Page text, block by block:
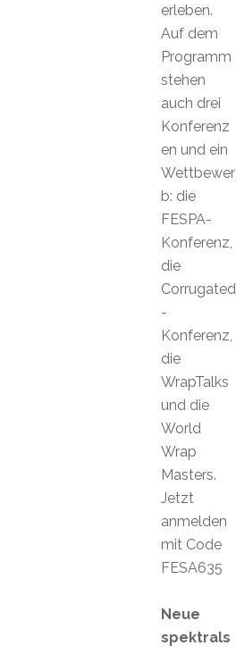
erleben.
Auf dem
Programm
stehen
auch drei
Konferenz
en und ein
Wettbewer
b: die
FESPA-
Konferenz,
die
Corrugated
-
Konferenz,
die
WrapTalks
und die
World
Wrap
Masters.
Jetzt
anmelden
mit Code
FESA635
Neue
spektrals